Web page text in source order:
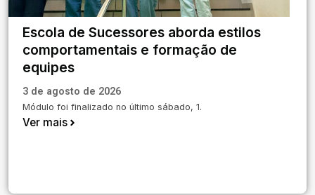
Escola de Sucessores aborda estilos
comportamentais e formação de
equipes
3 de agosto de 2026
Módulo foi finalizado no último sábado, 1.
Ver mais